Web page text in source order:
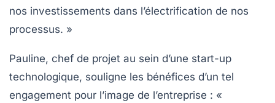
nos investissements dans l’électrification de nos
processus. »
Pauline, chef de projet au sein d’une start-up
technologique, souligne les bénéfices d’un tel
engagement pour l’image de l’entreprise : «